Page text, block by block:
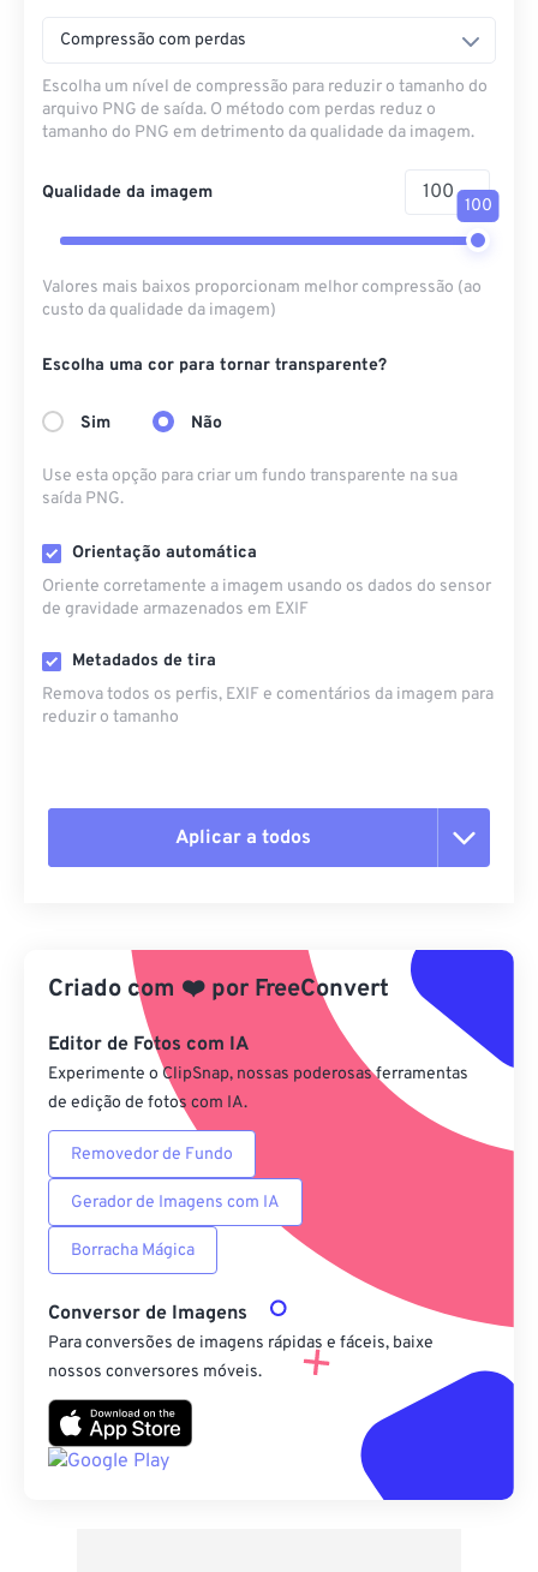
Compressão com perdas
Escolha um nível de compressão para reduzir o tamanho do
arquivo PNG de saída. O método com perdas reduz o
tamanho do PNG em detrimento da qualidade da imagem.
Qualidade da imagem
100
Valores mais baixos proporcionam melhor compressão (ao
custo da qualidade da imagem)
Escolha uma cor para tornar transparente?
Sim Não
Use esta opção para criar um fundo transparente na sua
saída PNG.
Orientação automática
Oriente corretamente a imagem usando os dados do sensor
de gravidade armazenados em EXIF
Metadados de tira
Remova todos os perfis, EXIF ​​e comentários da imagem para
reduzir o tamanho
Aplicar a todos
Aplicar a partir da predefinição
Salvar como predefinição
Criado com ❤️ por FreeConvert
Editor de Fotos com IA
Experimente o ClipSnap, nossas poderosas ferramentas
de edição de fotos com IA.
Removedor de Fundo
Gerador de Imagens com IA
Borracha Mágica
Conversor de Imagens
Para conversões de imagens rápidas e fáceis, baixe
nossos conversores móveis.